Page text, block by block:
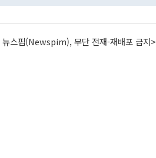
뉴스핌(Newspim), 무단 전재-재배포 금지>